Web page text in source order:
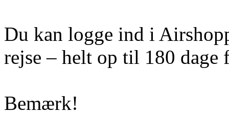
Du kan logge ind i
rejse – helt op til 180 dage
Bemærk!